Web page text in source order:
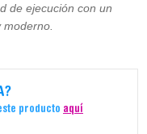
de ejecución con un
producto aquí